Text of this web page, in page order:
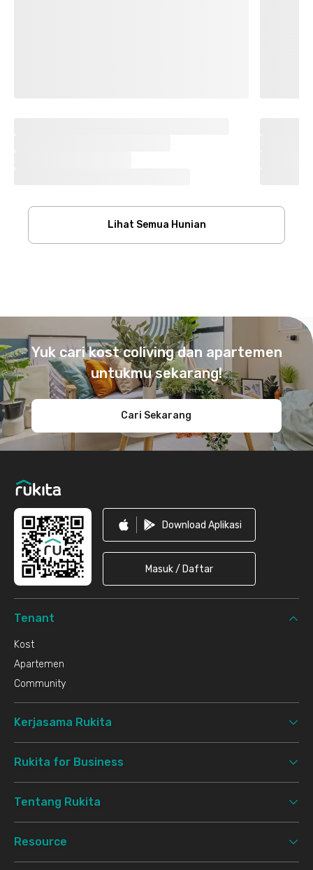
Lihat Semua Hunian
Yuk cari kost coliving dan apartemen
untukmu sekarang!
Cari Sekarang
Download Aplikasi
Masuk / Daftar
Tenant
Kost
Apartemen
Community
Kerjasama Rukita
Rukita for Business
Tentang Rukita
Resource